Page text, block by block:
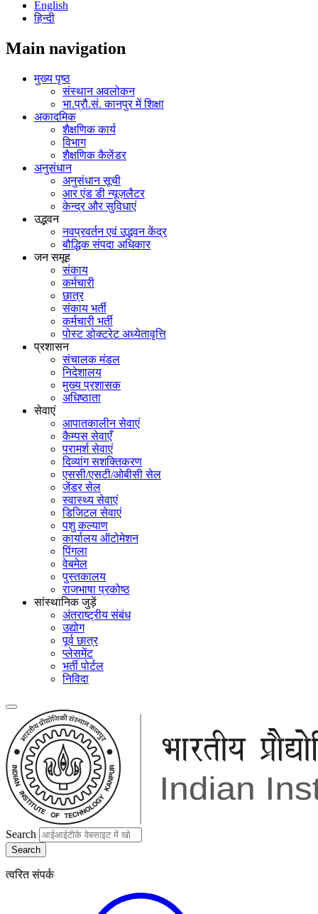
English
हिन्दी
Main navigation
मुख्य पृष्ठ
संस्थान अवलोकन
भा.प्रौ.सं. कानपुर में शिक्षा
अकादमिक
शैक्षणिक कार्य
विभाग
शैक्षणिक कैलेंडर
अनुसंधान
अनुसंधान सूची
आर एंड डी न्यूज़लैटर
केन्द्र और सुविधाएं
उद्भवन
नवप्रवर्तन एवं उद्भवन केंद्र
बौद्धिक संपदा अधिकार
जन समूह
संकाय
कर्मचारी
छात्र
संकाय भर्ती
कर्मचारी भर्ती
पोस्‍ट डोक्‍टरेट अध्‍येतावृत्ति
प्रशासन
संचालक मंडल
निदेशालय
मुख्य प्रशासक
अधिष्ठाता
सेवाएं
आपातकालीन सेवाएं
कैम्पस सेवाएँ
परामर्श सेवाएं
दिव्यांग सशक्तिकरण
एससी/एसटी/ओबीसी सेल
जेंडर सेल
स्वास्थ्य सेवाएं
डिजिटल सेवाएं
पशु कल्याण
कार्यालय ऑटोमेशन
पिंगला
वेबमेल
पुस्तकालय
राजभाषा प्रकोष्ठ
सांस्थानिक जुड़ें
अंतराष्ट्रीय संबंध
उद्योग
पूर्व छात्र
प्लेसमेंट
भर्ती पोर्टल
निविदा
Search
त्वरित संपर्क